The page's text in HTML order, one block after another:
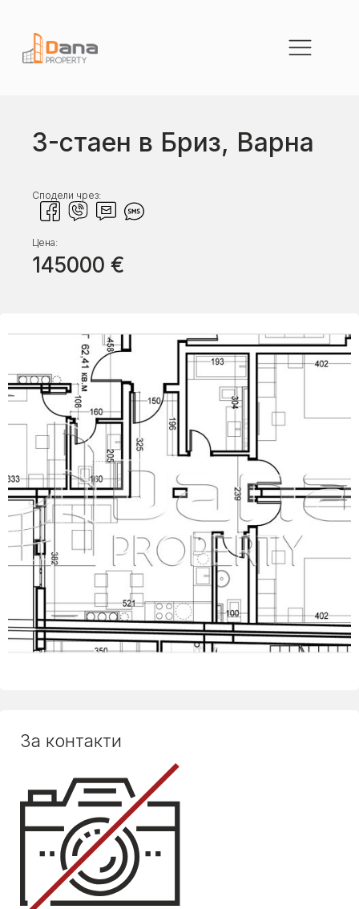
3-стаен в Бриз, Варна
Сподели чрез:
Цена:
145000 €
За контакти